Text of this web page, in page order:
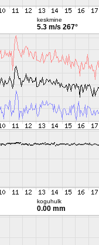
keskmine
5.3 m/s 267°
koguhulk
0.00 mm